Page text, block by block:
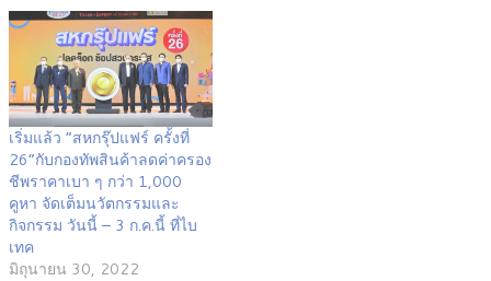
เริ่มแล้ว “สหกรุ๊ปแฟร์ ครั้งที่
26”กับกองทัพสินค้าลดค่าครอง
ชีพราคาเบา ๆ กว่า 1,000
คูหา จัดเต็มนวัตกรรมและ
กิจกรรม วันนี้ – 3 ก.ค.นี้ ที่ไบ
เทค
มิถุนายน 30, 2022